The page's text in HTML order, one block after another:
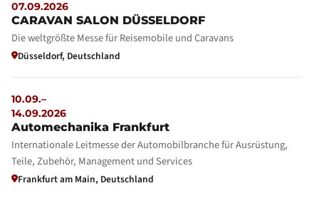
07.09.2026
CARAVAN SALON DÜSSELDORF
Die weltgrößte Messe für Reisemobile und Caravans
Düsseldorf, Deutschland
10.09.–
14.09.2026
Automechanika Frankfurt
Internationale Leitmesse der Automobilbranche für Ausrüstung,
Teile, Zubehör, Management und Services
Frankfurt am Main, Deutschland